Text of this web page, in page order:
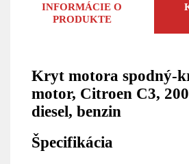
INFORMÁCIE O
PRODUKTE
Kryt motora spodný-
motor, Citroen C3,
diesel, benzin
Špecifikácia